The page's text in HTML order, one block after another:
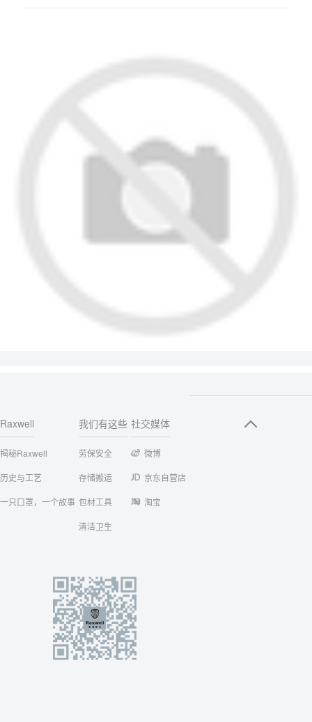
Raxwell
揭秘Raxwell
历史与工艺
一只口罩，一个故事
我们有这些
劳保安全
存储搬运
包材工具
清洁卫生
社交媒体
微博
京东自营店
淘宝